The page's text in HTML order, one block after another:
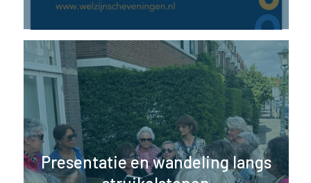
Presentatie en wandeling langs